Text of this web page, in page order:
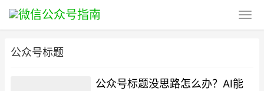
公众号标题
公众号标题没思路怎么办？AI能